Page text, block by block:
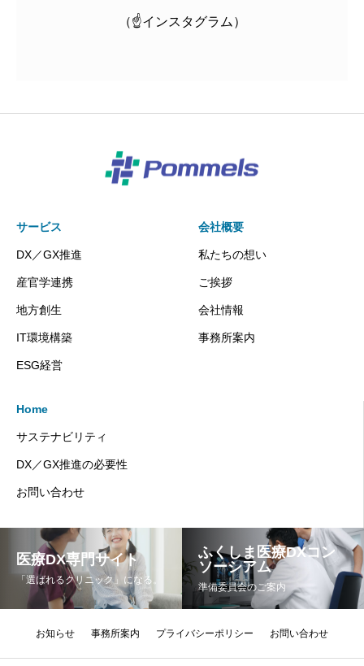
（☝インスタグラム）
サービス
DX／GX推進
産官学連携
地方創生
IT環境構築
ESG経営
会社概要
私たちの想い
ご挨拶
会社情報
事務所案内
Home
サステナビリティ
DX／GX推進の必要性
お問い合わせ
医療DX専門サイト
「選ばれるクリニック」になる。
ふくしま医療DXコン
ソーシアム
準備委員会のご案内
お知らせ 事務所案内 プライバシーポリシー お問い合わせ